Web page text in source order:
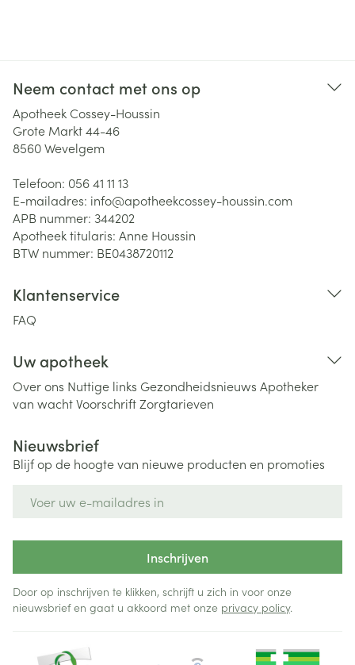
Neem contact met ons op
Apotheek Cossey-Houssin
Grote Markt 44-46
8560Wevelgem
Telefoon: 056 41 11 13
E-mailadres: info@apotheekcossey-houssin.com
APB nummer: 344202
Apotheek titularis: Anne Houssin
BTW nummer: BE0438720112
Klantenservice
FAQ
Uw apotheek
Over ons Nuttige links Gezondheidsnieuws Apotheker
van wachtVoorschriftZorgtarieven
Nieuwsbrief
Blijf op de hoogte van nieuwe producten en promoties
Inschrijven
Door op inschrijven te klikken, schrijft u zich in voor onze
nieuwsbrief en gaat u akkoord met onze privacy policy.